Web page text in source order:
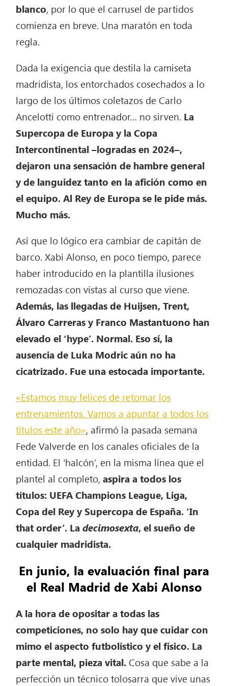
blanco, por lo que el carrusel de partidos
comienza en breve. Una maratón en toda
regla.
Dada la exigencia que destila la camiseta
madridista, los entorchados cosechados a lo
largo de los últimos coletazos de Carlo
Ancelotti como entrenador… no sirven. La
Supercopa de Europa y la Copa
Intercontinental –logradas en 2024–,
dejaron una sensación de hambre general
y de languidez tanto en la afición como en
el equipo. Al Rey de Europa se le pide más.
Mucho más.
Así que lo lógico era cambiar de capitán de
barco. Xabi Alonso, en poco tiempo, parece
haber introducido en la plantilla ilusiones
remozadas con vistas al curso que viene.
Además, las llegadas de Huijsen, Trent,
Álvaro Carreras y Franco Mastantuono han
elevado el ‘hype’. Normal. Eso sí, la
ausencia de Luka Modric aún no ha
cicatrizado. Fue una estocada importante.
«Estamos muy felices de retomar los
entrenamientos. Vamos a apuntar a todos los
títulos este año», afirmó la pasada semana
Fede Valverde en los canales oficiales de la
entidad. El ‘halcón’, en la misma línea que el
plantel al completo,aspira a todos los
títulos: UEFA Champions League, Liga,
Copa del Rey y Supercopa de España. ‘In
that order’. Ladecimosexta, el sueño de
cualquier madridista.
En junio, la evaluación final para
el Real Madrid de Xabi Alonso
A la hora de opositar a todas las
competiciones, no solo hay que cuidar con
mimo el aspecto futbolístico y el físico. La
parte mental, pieza vital. Cosa que sabe a la
perfección un técnico tolosarra que vive unas